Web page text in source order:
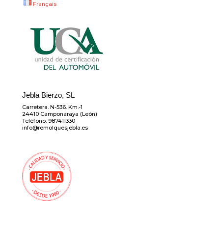
Français
Jebla Bierzo, SL
Carretera. N-536. Km.-1
24410 Camponaraya (León)
Teléfono: 987411330
info@remolquesjebla.es